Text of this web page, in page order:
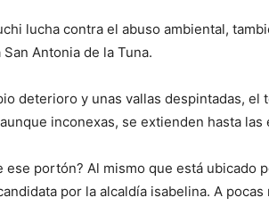
lucha contra el abuso ambiental,
Antonia de la Tuna.
deterioro y unas vallas despintadas,
inconexas, se extienden hasta
ese portón? Al mismo que está
por la alcaldía isabelina. A